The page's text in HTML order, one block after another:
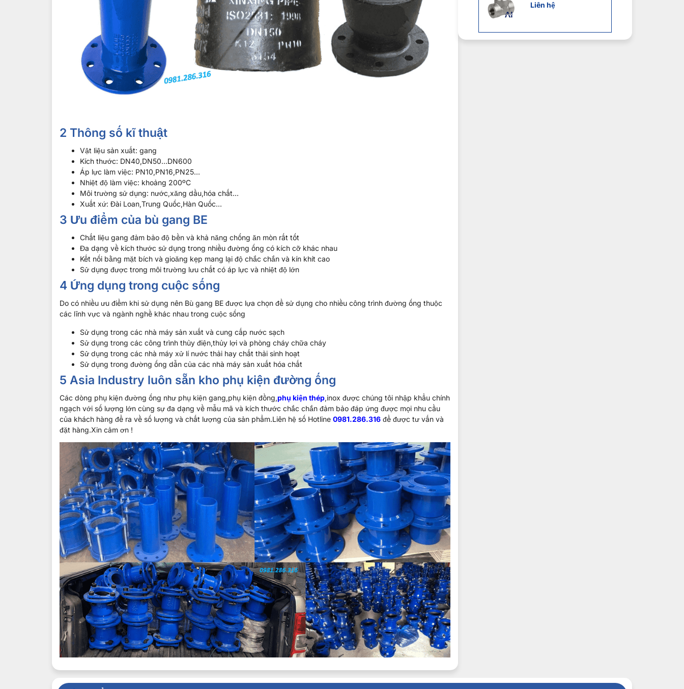
2 Thông số kĩ thuật
Vật liệu sản xuất: gang
Kích thước: DN40,DN50…DN600
Áp lực làm việc: PN10,PN16,PN25…
Nhiệt độ làm việc: khoảng 200ºC
Môi trường sử dụng: nước,xăng dầu,hóa chất…
Xuất xứ: Đài Loan,Trung Quốc,Hàn Quốc…
3 Ưu điểm của bù gang BE
Chất liệu gang đảm bảo độ bền và khả năng chống ăn mòn rất tốt
Đa dạng về kích thước sử dụng trong nhiều đường ống có kích cỡ khác nhau
Kết nối bằng mặt bích và gioăng kẹp mang lại độ chắc chắn và kín khít cao
Sử dụng được trong môi trường lưu chất có áp lực và nhiệt độ lớn
4 Ứng dụng trong cuộc sống
Do có nhiều ưu điểm khi sử dụng nên Bù gang BE được lựa chọn để sử dụng cho nhiều công trình đường ống thuộc
các lĩnh vực và ngành nghề khác nhau trong cuộc sống
Sử dụng trong các nhà máy sản xuất và cung cấp nước sạch
Sử dụng trong các công trình thủy điện,thủy lợi và phòng cháy chữa cháy
Sử dụng trong các nhà máy xử lí nước thải hay chất thải sinh hoạt
Sử dụng trong đường ống dẫn của các nhà máy sản xuất hóa chất
5 Asia Industry luôn sẵn kho phụ kiện đường ống
Các dòng phụ kiện đường ống như phụ kiện gang,phụ kiện đồng,phụ kiện thép,inox được chúng tôi nhập khẩu chính
ngạch với số lượng lớn cùng sự đa dạng về mẫu mã và kích thước chắc chắn đảm bảo đáp ứng được mọi nhu cầu
của khách hàng để ra về số lượng và chất lượng của sản phẩm.Liên hệ số Hotline 0981.286.316 để được tư vấn và
đặt hàng.Xin cảm ơn !
Liên hệ